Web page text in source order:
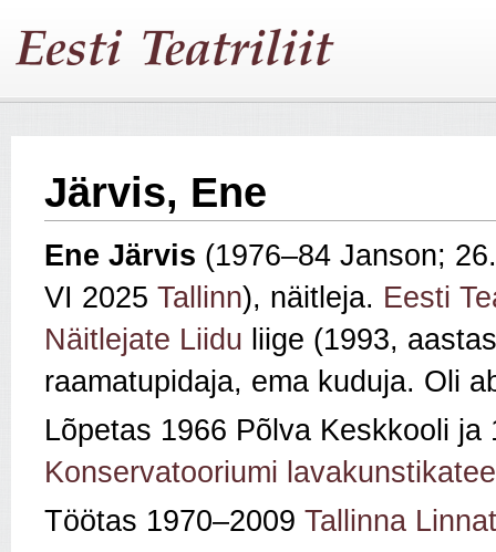
Järvis, Ene
Ene Järvis (1976–84 Janson;
VI 2025 Tallinn), näitleja. Eesti
Näitlejate Liidu liige (1993,
raamatupidaja, ema kuduja. Oli
Lõpetas 1966 Põlva Keskkooli
Konservatooriumi
Töötas 1970–2009 Tallinna